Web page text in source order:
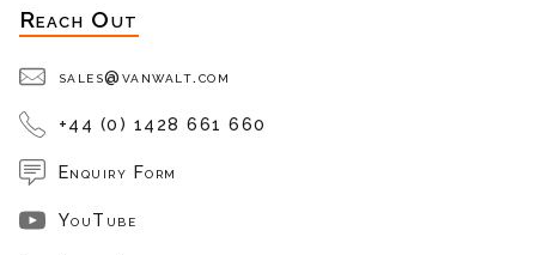
Reach Out
sales@vanwalt.com
+44 (0) 1428 661 660
Enquiry Form
YouTube